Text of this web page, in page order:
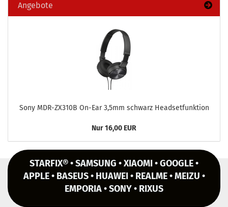
Angebote
Sony MDR-​ZX310B On-​Ear 3,5mm schwarz Head­set­funk­ti­on
Nur 16,00 EUR
STARFIX® • SAMSUNG • XIAOMI • GOOGLE •
APPLE • BASEUS • HUAWEI • REALME • MEIZU •
EMPORIA • SONY • RIXUS